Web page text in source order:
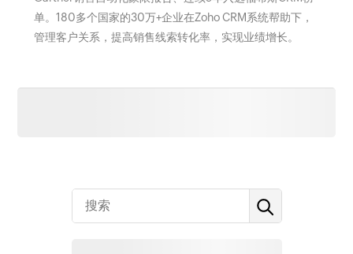
单。180多个国家的30万+企业在Zoho CRM系统帮助下，
管理客户关系，提高销售线索转化率，实现业绩增长。